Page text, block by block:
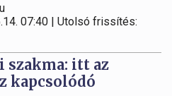
07:40 | Utolsó frissítés:
szakma: itt az
kapcsolódó